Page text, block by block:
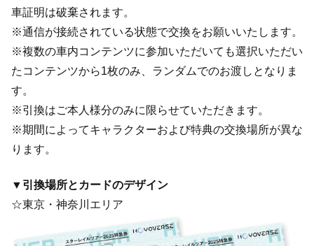
車証明は破棄されます。
※通信が接続されている状態で交換をお願いいたします。
※複数の車内コンテンツに参加いただいても選択いただい
たコンテンツから1枚のみ、ランダムでのお渡しとなりま
す。
※引換はご本人様分のみに限らせていただきます。
※期間によってキャラクターおよび特典の交換場所が異な
ります。
▼引換場所とカードのデザイン
☆東京・神奈川エリア